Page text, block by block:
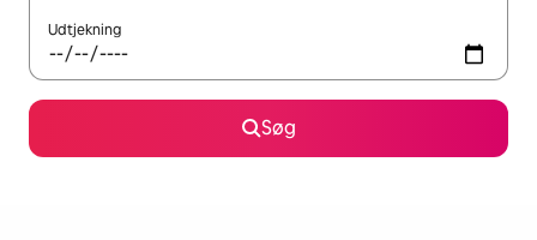
Udtjekning
Søg